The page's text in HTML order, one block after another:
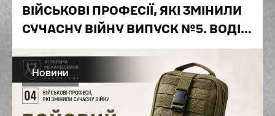
ВІЙСЬКОВІ ПРОФЕСІЇ, ЯКІ ЗМІНИЛИ
СУЧАСНУ ВІЙНУ ВИПУСК №5. ВОДІЙ
ТА МЕХАНІК ВІЙСЬКОВОЇ ТЕХНІКИ:
ЛЮДИ, ЯКІ НЕ ДАЮТЬ ТЕХНІЦІ
ЗУПИНИТИСЯ
Новини